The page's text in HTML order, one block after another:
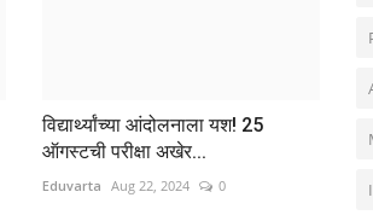
विद्यार्थ्यांच्या आंदोलनाला यश! 25
ऑगस्टची परीक्षा अखेर...
Eduvarta Aug 22, 2024 0